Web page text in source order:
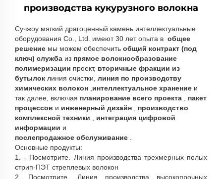
производства кукурузного волокна
Сучжоу мягкий драгоценный камень интеллектуальные
оборудования Co., Ltd. имеют 30 лет опыта в общее
решение мы можем обеспечить общий контракт (под
ключ) служба из прямое волокнообразование
полимеризации проект, вторичные фракции из
бутылок линия очистки, линия по производству
химических волокон ,интеллектуальное хранение и
так далее, включая планирование всего проекта , пакет
процессов и инженерный дизайн , производство
комплексной техники , интеграция цифровой
информации и
послепродажное обслуживание .
Основные продукты:
1. - Посмотрите. Линия производства трехмерных полых
стрип-ПЭТ стреплевых волокон
2. Посмотрите. Линия производства высокопрочных